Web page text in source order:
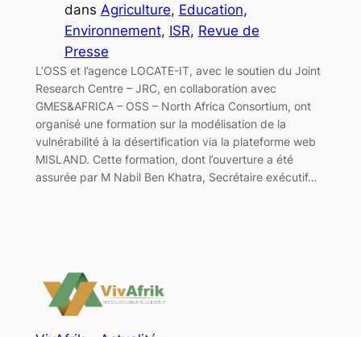
dans Agriculture, Education
Environnement, ISR, Revue de
Presse
L’OSS et l’agence LOCATE-IT, avec le soutien du Joint
Research Centre – JRC, en collaboration avec
GMES&AFRICA – OSS – North Africa Consortium, ont
organisé une formation sur la modélisation de la
vulnérabilité à la désertification via la plateforme web
MISLAND. Cette formation, dont l’ouverture a été
assurée par M Nabil Ben Khatra, Secrétaire exécutif…